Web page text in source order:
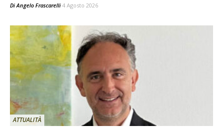
DiAngelo Frascarelli 4 Agosto 2026
ATTUALITÀ